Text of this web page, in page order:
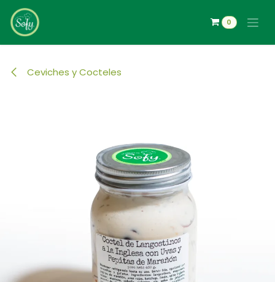
Ir al contenido
0
Ceviches y Cocteles